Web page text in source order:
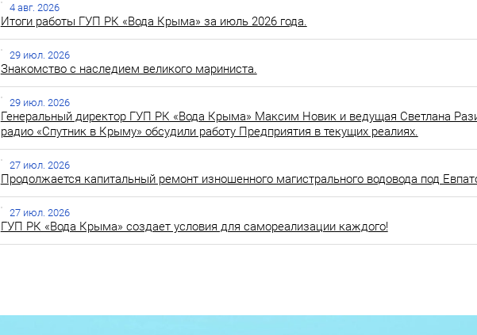
4 авг. 2026
Итоги работы ГУП РК «Вода Крыма» за июль 2026 года.
29 июл. 2026
Знакомство с наследием великого мариниста.
29 июл. 2026
Генеральный директор ГУП РК «Вода Крыма» Максим Новик и ведущая Светлана
радио «Спутник в Крыму» обсудили работу Предприятия в текущих реалиях.
27 июл. 2026
Продолжается капитальный ремонт изношенного магистрального водовода под
27 июл. 2026
ГУП РК «Вода Крыма» создает условия для самореализации каждого!